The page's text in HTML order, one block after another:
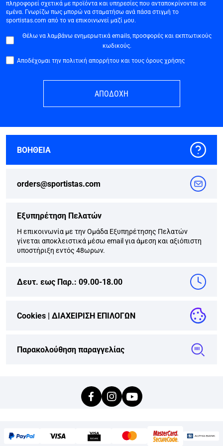
πληροφορεί σχετικά με προϊόντα και υπηρεσίες που ανταποκρίνονται σε
εμένα. Γνωρίζω πως μπορώ να σταματήσω ανά πάσα στιγμή το
sportistas.com από το να επικοινωνεί μαζί μου.
Θέλω να λαμβάνω ενημερωτικά emails, προσφορές και εκπτωτικούς
κωδικούς.
Αποδέχομαι την πολιτική απορρήτου και τους όρους χρήσης
ΑΠΟΔΟΧΗ
ΒΟΗΘΕΙΑ
orders@sportistas.com
Εξυπηρέτηση Πελατών
Η επικοινωνία με την Ομάδα Εξυπηρέτησης Πελατών
γίνεται αποκλειστικά μέσω email για άμεση και αξιόπιστη
υποστήριξη εντός 48ωρων.
Δευτ. εως Παρ.: 09.00-18.00
Cookies | ΔΙΑΧΕΙΡΙΣΗ ΕΠΙΛΟΓΩΝ
Παρακολούθηση παραγγελίας